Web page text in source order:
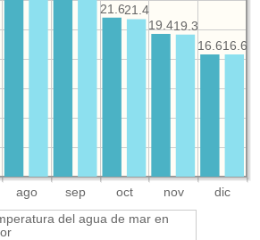
ago sep oct nov dic
16.6
19.4
21.6
16.6
19.3
21.4
del agua de mar en